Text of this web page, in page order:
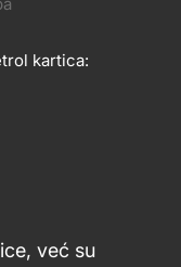
već su
kartica: